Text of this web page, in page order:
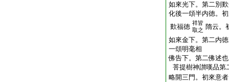
如來光下。第二別
化後一頌半内徳。
歎福徳 祥皆
取之 隋云。
如來金下。第二内
一頌明毫相
佛告下。第二佛述也
菩提樹神讃嘆品第
略開三門。初來意